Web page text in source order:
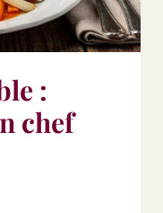
:
chef